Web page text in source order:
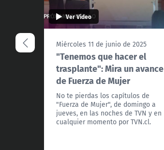
Ver Video
Miércoles 11 de junio de 2025
"Tenemos que hacer el
trasplante": Mira un avance
de Fuerza de Mujer
No te pierdas los capítulos de
"Fuerza de Mujer", de domingo a
jueves, en las noches de TVN y en
cualquier momento por TVN.cl.